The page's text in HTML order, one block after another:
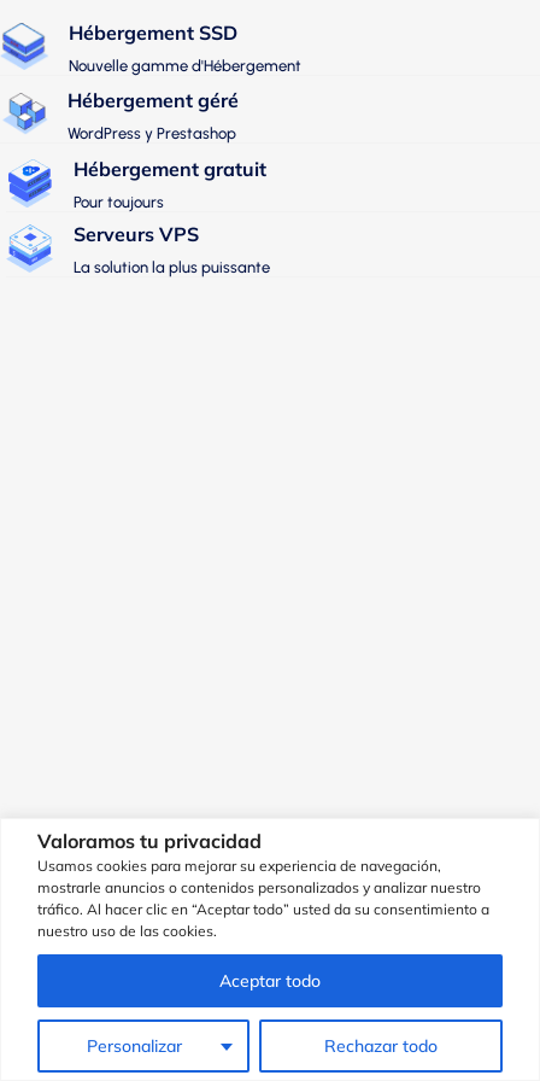
Valoramos tu privacidad
Usamos cookies para mejorar su experiencia de navegación,
mostrarle anuncios o contenidos personalizados y analizar nuestro
tráfico. Al hacer clic en “Aceptar todo” usted da su consentimiento a
nuestro uso de las cookies.
Personalizar Rechazar todo
Aceptar todo
Hébergement SSD
Nouvelle gamme d'Hébergement
Hébergement géré
WordPress y Prestashop
Hébergement gratuit
Pour toujours
Serveurs VPS
La solution la plus puissante